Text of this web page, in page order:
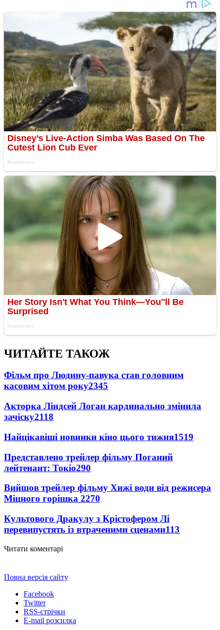
ЧИТАЙТЕ ТАКОЖ
Фільм про Людину-павука став головним
касовим хітом року2345
Акторка Ліндсей Логан кардинально змінила
зачіску2118
Найцікавіші новинки кіно цього тижня1519
Представлено трейлер фільму Поганий
лейтенант: Токіо290
Вийшов трейлер фільму Хижі води від режисера
Міцного горішка 2270
Культового Дракулу з Крістофером Лі
перевипустять із втраченими сценами113
Читати коментарі
Повна версія сайту
Facebook
Twitter
RSS-стрічки
E-mail розсилка